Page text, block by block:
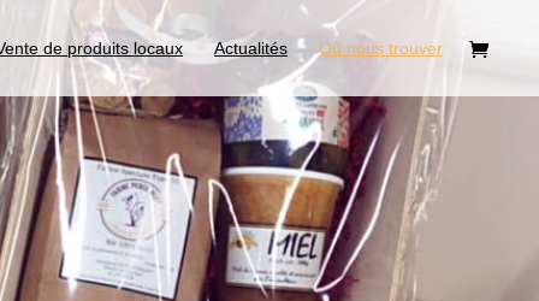
de produits locaux Actualités Où nous trouver